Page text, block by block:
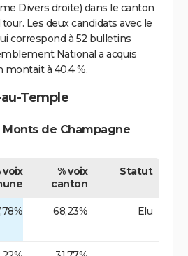
Divers droite) dans le canton
Les deux candidats avec le
correspond à 52 bulletins
National a acquis
montait à 40,4 %.
Temple
de Champagne
voix
% voix
canton
Statut
68,23% Elu